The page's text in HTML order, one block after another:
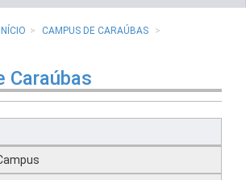
INÍCIO
CAMPUS DE CARAÚBAS
Caraúbas